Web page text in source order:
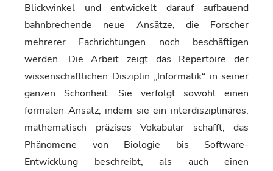
Blickwinkel und entwickelt darauf aufbauend
bahnbrechende neue Ansätze, die Forscher
mehrerer Fachrichtungen noch beschäftigen
werden. Die Arbeit zeigt das Repertoire der
wissenschaftlichen Disziplin „Informatik“ in seiner
ganzen Schönheit: Sie verfolgt sowohl einen
formalen Ansatz, indem sie ein interdisziplinäres,
mathematisch präzises Vokabular schafft, das
Phänomene von Biologie bis Software-
Entwicklung beschreibt, als auch einen